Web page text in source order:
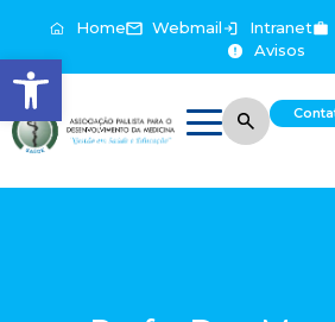
Abrir a barra de ferramentas
Home Webmail Intranet
Avisos